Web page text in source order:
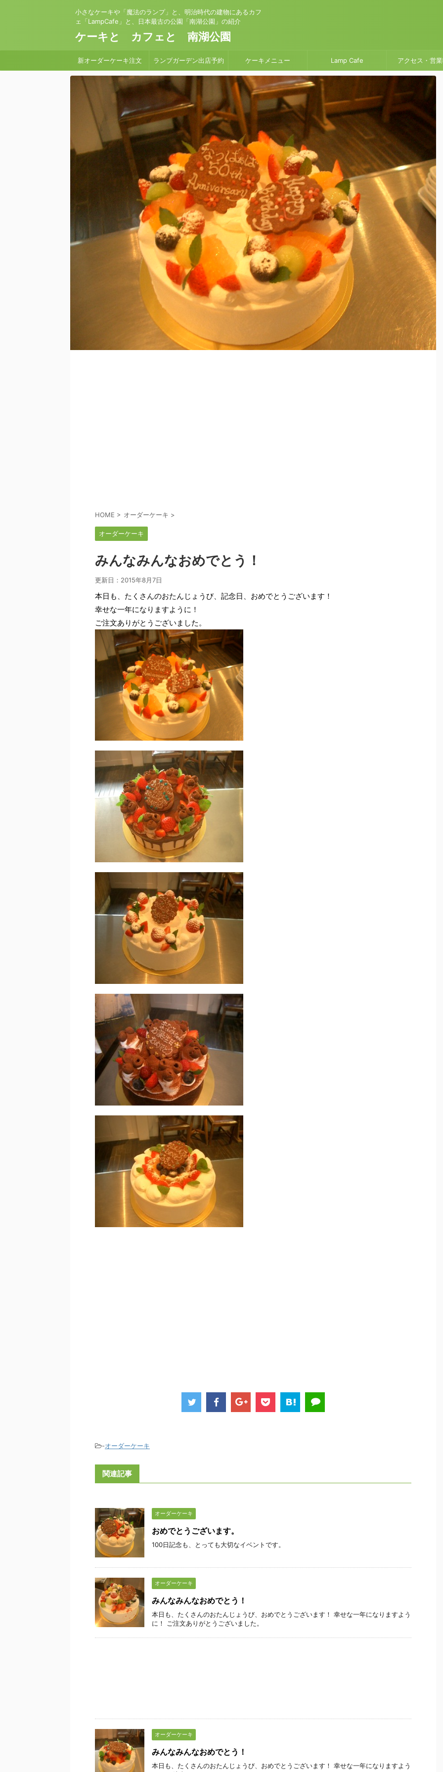
小さなケーキや「魔法のランプ」と、明治時代の建物にあるカフ
ェ「LampCafe」と、日本最古の公園「南湖公園」の紹介
ケーキと カフェと 南湖公園
新オーダーケーキ注文 ランプガーデン出店予約 ケーキメニュー Lamp Cafe アクセス・営
HOME > オーダーケーキ >
オーダーケーキ
みんなみんなおめでとう！
更新日： 2015年8月7日
本日も、たくさんのおたんじょうび、記念日、おめでとうございます！
幸せな一年になりますように！
ご注文ありがとうございました。
-オーダーケーキ
関連記事
オーダーケーキ
おめでとうございます。
100日記念も、とっても大切なイベントです。
オーダーケーキ
みんなみんなおめでとう！
本日も、たくさんのおたんじょうび、おめでとうございます！ 幸せな一年になりますよう
に！ ご注文ありがとうございました。
オーダーケーキ
みんなみんなおめでとう！
本日も、たくさんのおたんじょうび、おめでとうございます！ 幸せな一年になりますよう